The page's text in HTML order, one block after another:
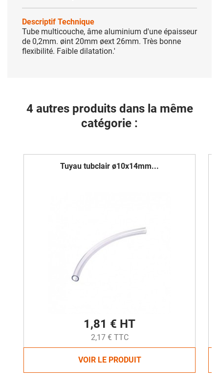
Descriptif Technique
Tube multicouche, âme aluminium d'une épaisseur
de 0,2mm. øint 20mm øext 26mm. Très bonne
flexibilité. Faible dilatation.'
4 autres produits dans la même
catégorie :
Tuyau tubclair ø10x14mm...
1,81 € HT
2,17 € TTC
VOIR LE PRODUIT